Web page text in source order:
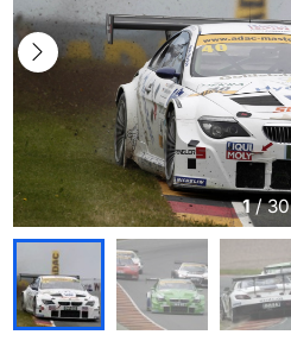
1/30